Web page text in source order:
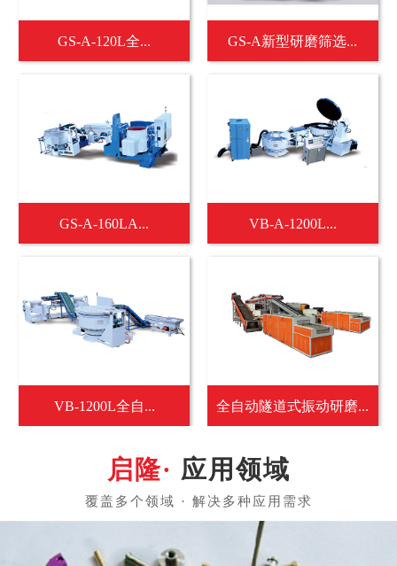
GS-A-120L全... GS-A新型研磨筛选...
GS-A-160LA... VB-A-1200L...
VB-1200L全自... 全自动隧道式振动研磨...
应用领域